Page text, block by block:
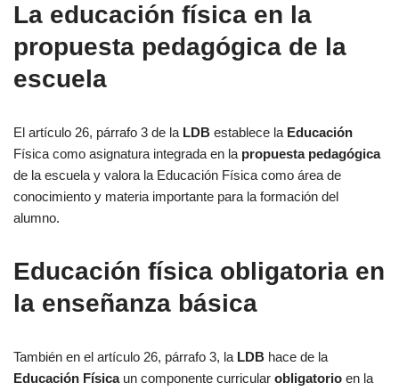
La educación física en la
propuesta pedagógica de la
escuela
El artículo 26, párrafo 3 de la LDB establece la Educación
Física como asignatura integrada en la propuesta pedagógica
de la escuela y valora la Educación Física como área de
conocimiento y materia importante para la formación del
alumno.
Educación física obligatoria en
la enseñanza básica
También en el artículo 26, párrafo 3, la LDB hace de la
Educación Físicaun componente curricular obligatorio en la